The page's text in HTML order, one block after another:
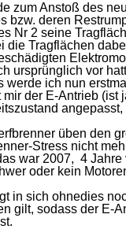
zum Anstoß des
bzw. deren
Nr 2 seine
die Tragflächen
ursprünglich vor
werde ich nun
mir der E-Antrieb
üben den
Stress nicht
war 2007, 4
oder kein
in sich ohnedies
gilt, sodass der E-